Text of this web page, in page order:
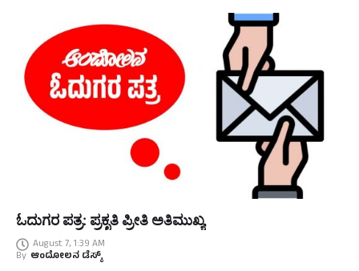
ಓದುಗರ ಪತ್ರ: ಪ್ರಕೃತಿ ಪ್ರೀತಿ ಅತಿಮುಖ್ಯ
August 7, 1:39 AM
By ಆಂದೋಲನ ಡೆಸ್ಕ್